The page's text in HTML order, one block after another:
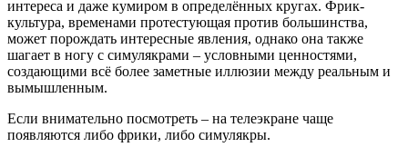
интереса и даже кумиром в определённых кругах. Фрик-
культура, временами протестующая против большинства,
может порождать интересные явления, однако она также
шагает в ногу с симулякрами – условными ценностями,
создающими всё более заметные иллюзии между реальным и
вымышленным.
Если внимательно посмотреть – на телеэкране чаще
появляются либо фрики, либо симулякры.